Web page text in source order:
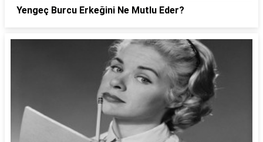
Yengeç Burcu Erkeğini Ne Mutlu Eder?